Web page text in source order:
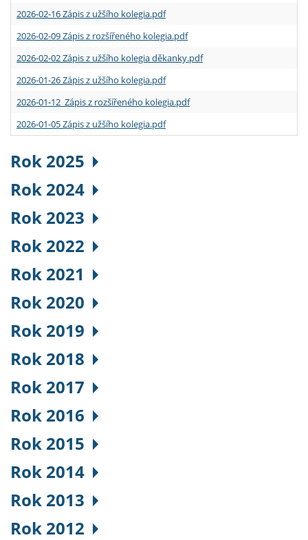
2026-02-16 Zápis z užšího kolegia.pdf
2026-02-09 Zápis z rozšířeného kolegia.pdf
2026-02-02 Zápis z užšího kolegia děkanky.pdf
2026-01-26 Zápis z užšího kolegia.pdf
2026-01-12 Zápis z rozšířeného kolegia.pdf
2026-01-05 Zápis z užšího kolegia.pdf
Rok 2025
Rok 2024
Rok 2023
Rok 2022
Rok 2021
Rok 2020
Rok 2019
Rok 2018
Rok 2017
Rok 2016
Rok 2015
Rok 2014
Rok 2013
Rok 2012